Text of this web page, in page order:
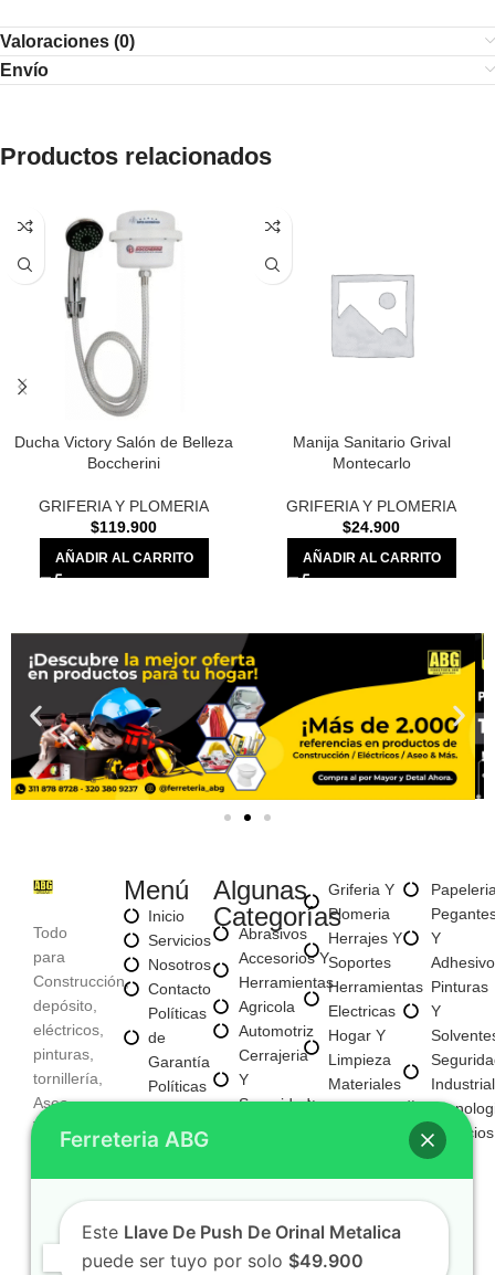
Valoraciones (0)
Envío
Productos relacionados
Ducha Victory Salón de Belleza
Boccherini
GRIFERIA Y PLOMERIA
$119.900
AÑADIR AL CARRITO
Manija Sanitario Grival
Montecarlo
GRIFERIA Y PLOMERIA
$24.900
AÑADIR AL CARRITO
Todo
para
Construcción,
depósito,
eléctricos,
pinturas,
tornillería,
Aseo,
Tecnología,
entre
otros
Menú
Inicio
Servicios
Nosotros
Contacto
Políticas
de
Garantía
Políticas
Privacidad
Algunas
Categorías
Abrasivos
Accesorios Y
Herramientas
Agricola
Automotriz
Cerrajeria
Y
Seguridad
Iluminacion
Fijaciones
Y
Tornilleria
Griferia Y
Plomeria
Herrajes Y
Soportes
Herramientas
Electricas
Hogar Y
Limpieza
Materiales
Construccion
Mayorista
De Negocio
Nuevo
Y
Pinturas
Y
Industrial
Servicios
Ferreteria ABG
Este Llave De Push De Orinal Metalica
puede ser tuyo por solo $49.900